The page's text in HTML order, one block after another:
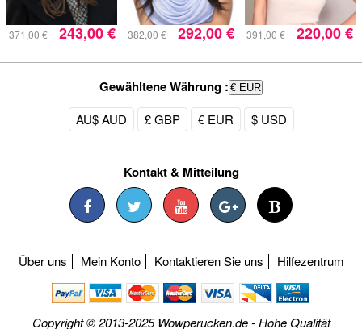
371,00 € 243,00 € 382,00 € 292,00 € 391,00 € 220,00 €
Gewähltene Währung : € EUR
AU$ AUD £ GBP € EUR $ USD
Kontakt & Mitteilung
Über uns Mein Konto Kontaktieren Sie uns Hilfezentrum
Copyright © 2013-2025 Wowperucken.de - Hohe Qualität